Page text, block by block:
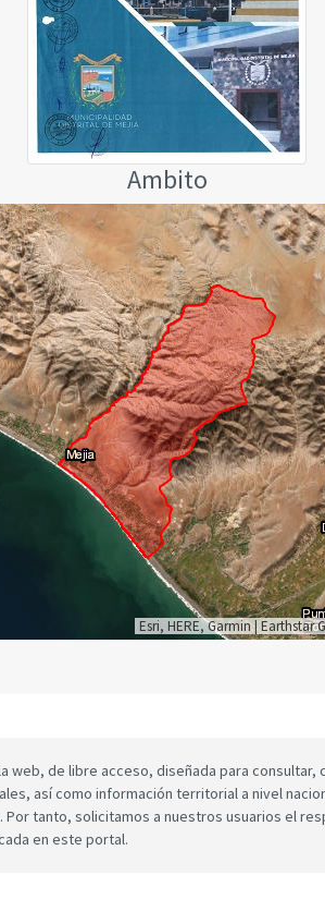
Ambito
Esri, HERE, Garmin|Earthstar
web, de libre acceso, diseñada para consultar,
así como información territorial a nivel
tanto, solicitamos a nuestros usuarios el
en este portal.